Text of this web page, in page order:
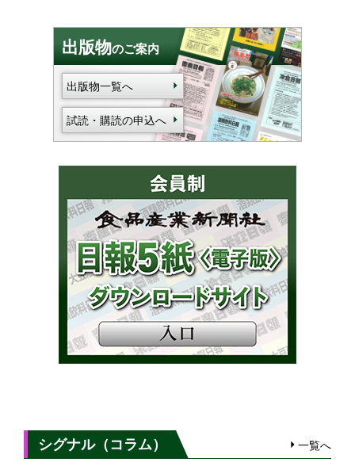
出版物のご案内
出版物一覧へ
試読・購読の申込へ
シグナル（コラム） 一覧へ